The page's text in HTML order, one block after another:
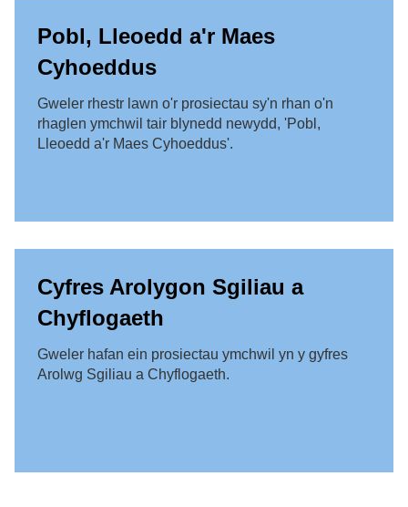
Pobl, Lleoedd a'r Maes
Cyhoeddus
Gweler rhestr lawn o'r prosiectau sy'n rhan o'n
rhaglen ymchwil tair blynedd newydd, 'Pobl,
Lleoedd a'r Maes Cyhoeddus'.
Cyfres Arolygon Sgiliau a
Chyflogaeth
Gweler hafan ein prosiectau ymchwil yn y gyfres
Arolwg Sgiliau a Chyflogaeth.